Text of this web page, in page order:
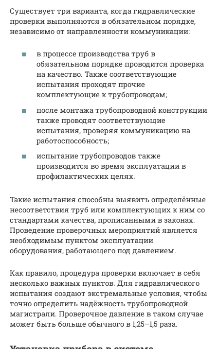
Существует три варианта, когда гидравлические
проверки выполняются в обязательном порядке,
независимо от направленности коммуникации:
в процессе производства труб в
обязательном порядке проводится проверка
на качество. Также соответствующие
испытания проходят прочие
комплектующие к трубопроводам;
после монтажа трубопроводной конструкции
также проводят соответствующие
испытания, проверяя коммуникацию на
работоспособность;
испытание трубопроводов также
производится во время эксплуатации в
профилактических целях.
Такие испытания способны выявить определённые
несоответствия труб или комплектующих к ним со
стандартами качества, прописанными в законах.
Проведение проверочных мероприятий является
необходимым пунктом эксплуатации
оборудования, работающего под давлением.
Как правило, процедура проверки включает в себя
несколько важных пунктов. Для гидравлического
испытания создают экстремальные условия, чтобы
точно определить надёжность трубопроводной
магистрали. Проверочное давление в таком случае
может быть больше обычного в 1,25–1,5 раза.